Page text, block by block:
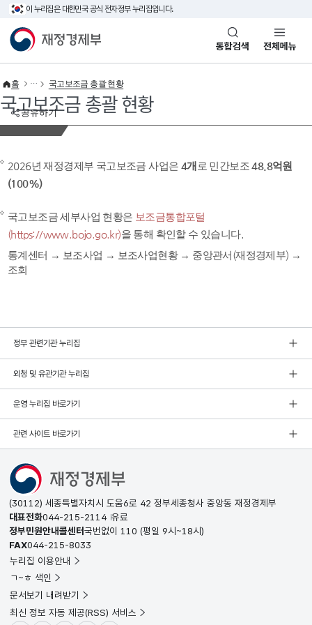
이 누리집은 대한민국 공식 전자정부 누리집입니다.
재정경제부(www.mofe.go.kr)통합검색 전체메뉴
공유하기
홈 국고보조금 총괄 현황
국고보조금 총괄 현황
2026년 재정경제부 국고보조금 사업은 4개 로 민간보조48.8억원
(100%)
국고보조금 세부사업 현황은 보조금통합포털
(https://www.bojo.go.kr)을 통해 확인할 수 있습니다.
통계센터 → 보조사업 → 보조사업현황 → 중앙관서(재정경제부) →
조회
정부 관련기관 누리집
외청 및 유관기관 누리집
운영 누리집 바로가기
관련 사이트 바로가기
(30112) 세종특별자치시 도움6로 42 정부세종청사 중앙동 재정경제부
대표전화044-215-2114 유료
정부민원안내콜센터국번없이 110 (평일 9시~18시)
FAX044-215-8033
누리집 이용안내
ㄱ~ㅎ 색인
문서보기 내려받기
최신 정보 자동 제공(RSS) 서비스